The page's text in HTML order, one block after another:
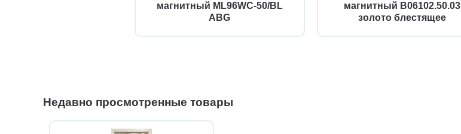
магнитный ML96WC-50/BL
ABG
магнитный B06102.50.03
золото блестящее
Недавно просмотренные товары